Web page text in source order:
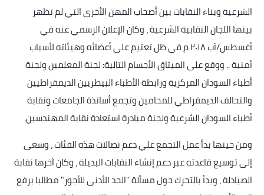
الشرعية وبناء النقابات بين أصحاب المهن الأخرى التي لم تظهر
بينها اللجان النقابية الشرعية ، وكان الإعلان الرسمي عنه في
أغسطس/آب ٢٠١٨ م في ظل تعتيم على أعضائه وهيئاته لأسباب
أمنية .. ووقع على الميثاق الأجسام التالية: لجنة المعلمين ولجنة
أطباء السودان المركزية ورابطة الأطباء البيطريين الديمقراطيين
والتحالف الديمقراطي للمحامين وتجمع أساتذة الجامعات ونقابة
أطباء السودان الشرعية ولجنة مبادرة استعادة نقابة المهندسين.
ومن حينها بدأ عمل التجمع علي دعم نضالات هذه الفئات ، وسعى
إلى توسيع قاعدته عبر دعم إنشاء النقابات البديلة ، وكان آخرها نقابة
الصيادلة ، وبدأ بالتحرك حول مسألة "الحد الأدنى للأجور" مطالبا برفع